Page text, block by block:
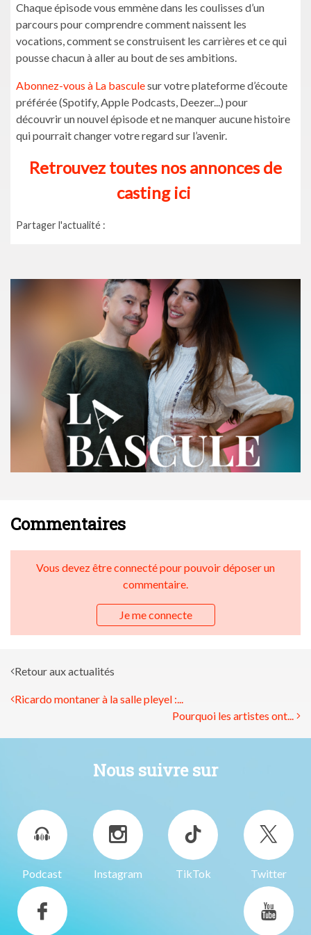
Chaque épisode vous emmène dans les coulisses d’un
parcours pour comprendre comment naissent les
vocations, comment se construisent les carrières et ce qui
pousse chacun à aller au bout de ses ambitions.
Abonnez-vous à La basculesur votre plateforme d’écoute
préférée (Spotify, Apple Podcasts, Deezer...) pour
découvrir un nouvel épisode et ne manquer aucune histoire
qui pourrait changer votre regard sur l’avenir.
Retrouvez toutes nos annonces de
casting ici
Partager l'actualité :
Commentaires
Vous devez être connecté pour pouvoir déposer un
commentaire.
Je me connecte
Retour aux actualités
Ricardo montaner à la salle pleyel :...
Pourquoi les artistes ont...
Nous suivre sur
Podcast Instagram TikTok Twitter